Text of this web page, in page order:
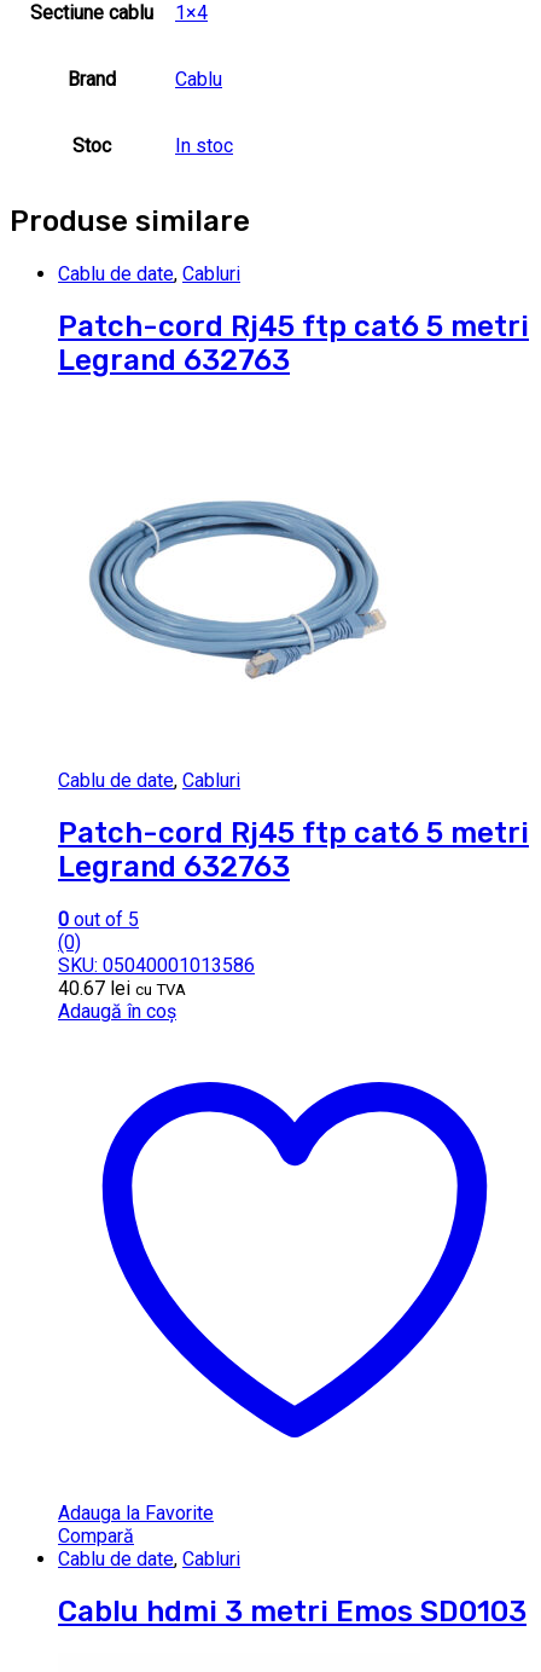
Sectiune cablu 1×4
Brand Cablu
Stoc In stoc
Produse similare
Cablu de date, Cabluri
Patch-cord Rj45 ftp cat6 5 metri
Legrand 632763
Cablu de date, Cabluri
Patch-cord Rj45 ftp cat6 5 metri
Legrand 632763
0 out of 5
(0)
SKU: 05040001013586
40.67 lei cu TVA
Adaugă în coș
Adauga la Favorite
Compară
Cablu de date, Cabluri
Cablu hdmi 3 metri Emos SD0103